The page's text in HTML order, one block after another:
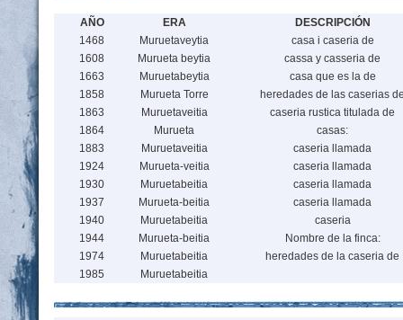
AÑO ERA
DESCRIPCIÓN
1468
Muruetaveytia
casa i caseria de
1608
Murueta beytia
cassa y casseria de
1663
Muruetabeytia
casa que es la de
1858
Murueta Torre
heredades de las caserias
1863
Muruetaveitia
caseria rustica titulada de
1864
Murueta
casas:
1883
Muruetaveitia
caseria llamada
1924
Murueta-veitia
caseria llamada
1930
Muruetabeitia
caseria llamada
1937
Murueta-beitia
caseria llamada
1940
Muruetabeitia
caseria
1944
Murueta-beitia
Nombre de la finca:
1974
Muruetabeitia
heredades de la caseria de
1985
Muruetabeitia